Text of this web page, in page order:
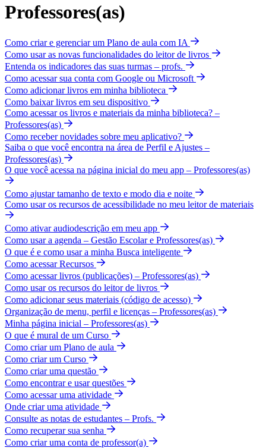
Professores(as)
Como criar e gerenciar um Plano de aula com IA
Como usar as novas funcionalidades do leitor de livros
Entenda os indicadores das suas turmas – profs.
Como acessar sua conta com Google ou Microsoft
Como adicionar livros em minha biblioteca
Como baixar livros em seu dispositivo
Como acessar os livros e materiais da minha biblioteca? –
Professores(as)
Como receber novidades sobre meu aplicativo?
Saiba o que você encontra na área de Perfil e Ajustes –
Professores(as)
O que você acessa na página inicial do meu app – Professores(as)
Como ajustar tamanho de texto e modo dia e noite
Como usar os recursos de acessibilidade no meu leitor de materiais
Como ativar audiodescrição em meu app
Como usar a agenda – Gestão Escolar e Professores(as)
O que é e como usar a minha Busca inteligente
Como acessar Recursos
Como acessar livros (publicações) – Professores(as)
Como usar os recursos do leitor de livros
Como adicionar seus materiais (código de acesso)
Organização de menu, perfil e licenças – Professores(as)
Minha página inicial – Professores(as)
O que é mural de um Curso
Como criar um Plano de aula
Como criar um Curso
Como criar uma questão
Como encontrar e usar questões
Como acessar uma atividade
Onde criar uma atividade
Consulte as notas de estudantes – Profs.
Como recuperar sua senha
Como criar uma conta de professor(a)